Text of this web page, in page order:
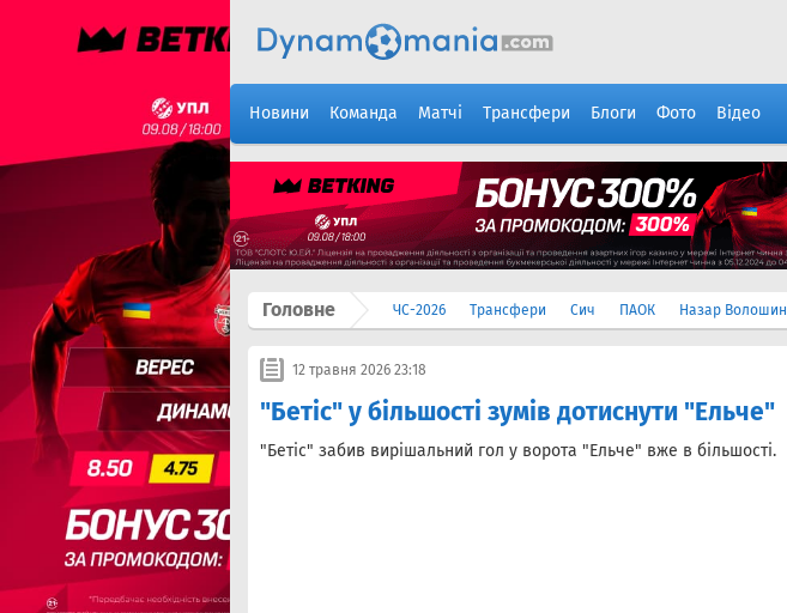
Новини Команда Матчі Трансфери Блоги Фото Відео
Головне ЧС-2026 Трансфери Сич ПАОК Назар Волошин
12 травня 2026 23:18
"Бетіс" у більшості зумів дотиснути "Ельче"
"Бетіс" забив вирішальний гол у ворота "Ельче" вже в більшості.